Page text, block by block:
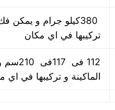
380كيلو جرام و يمكن
تركيبها في اي مكان
112 فى
الماكينة و تركيبها في اي